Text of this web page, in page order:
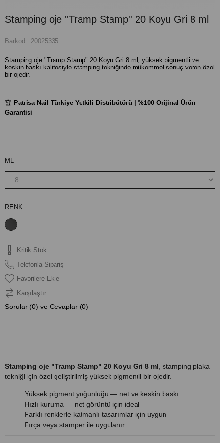
Stamping oje ''Tramp Stamp'' 20 Koyu Gri 8 ml
Barkod : 20025335
Stamping oje "Tramp Stamp" 20 Koyu Gri 8 ml, yüksek pigmentli ve
keskin baskı kalitesiyle stamping tekniğinde mükemmel sonuç veren özel
bir ojedir.
🏆 Patrisa Nail Türkiye Yetkili Distribütörü | %100 Orijinal Ürün
Garantisi
ML
RENK
Kritik Stok
Telefonla Sipariş
Favorilere Ekle
Karşılaştır
Sorular (0) ve Cevaplar (0)
Stamping oje "Tramp Stamp" 20 Koyu Gri 8 ml , stamping plaka
tekniği için özel geliştirilmiş yüksek pigmentli bir ojedir.
Yüksek pigment yoğunluğu — net ve keskin baskı
Hızlı kuruma — net görüntü için ideal
Farklı renklerle katmanlı tasarımlar için uygun
Fırça veya stamper ile uygulanır